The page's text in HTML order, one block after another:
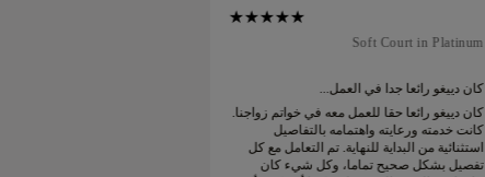
Soft Court in Platinum
كان دييغو رائعا جدا في العمل...
كان دييغو رائعا حقا للعمل معه في خواتم زواجنا.
كانت خدمته ورعايته واهتمامه بالتفاصيل
استثنائية من البداية للنهاية. تم التعامل مع كل
تفصيل بشكل صحيح تماما، وكل شيء كان